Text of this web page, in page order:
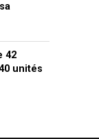
42
unités